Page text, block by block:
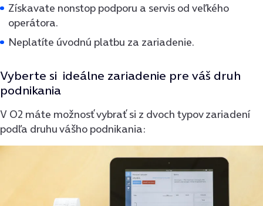
Získavate nonstop podporu a servis od veľkého
operátora.
Neplatíte úvodnú platbu za zariadenie.
Vyberte si ideálne zariadenie pre váš druh
podnikania
V O2 máte možnosť vybrať si z dvoch typov zariadení
podľa druhu vášho podnikania: